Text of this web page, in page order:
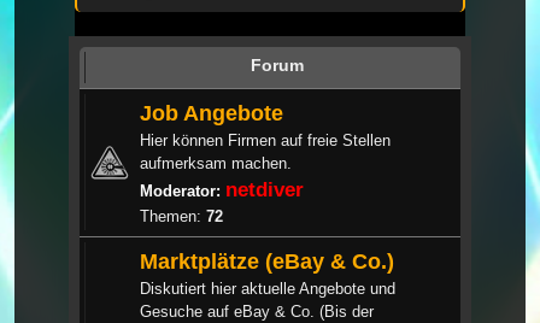
Forum
Job Angebote
Hier können Firmen auf freie Stellen
aufmerksam machen.
Moderator: netdiver
Themen: 72
Marktplätze (eBay & Co.)
Diskutiert hier aktuelle Angebote und
Gesuche auf eBay & Co. (Bis der